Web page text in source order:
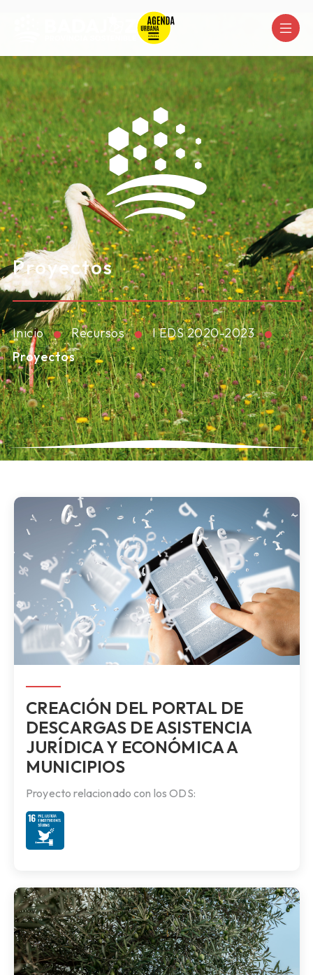
Proyectos
Inicio Recursos
I EDS 2020-2023
Proyectos
CREACIÓN DEL PORTAL DE
DESCARGAS DE ASISTENCIA
JURÍDICA Y ECONÓMICA A
MUNICIPIOS
Proyecto relacionado con los ODS: